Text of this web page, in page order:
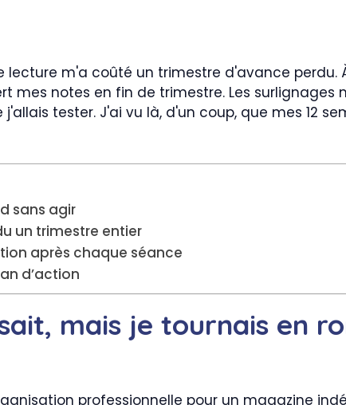
m'a coûté un trimestre d'avance perdu.
mes notes en fin de trimestre. Les surlignages
tester. J'ai vu là, d'un coup, que mes 12
sans agir
un trimestre entier
après chaque séance
d’action
mais je tournais en
professionnelle pour un magazine